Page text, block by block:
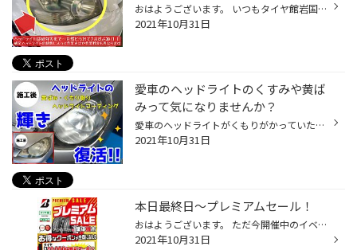
おはようございます。 いつもタイヤ館岩国店のWEBをご覧頂き…ありがとうございます(^O^) 南岩国3丁目188号線の南岩国三郵便局さんの向かい側のタイヤ館岩国店(少し道路から奥まっています)の店長の越智です。 毎日頑張ってくれている愛車のヘッドライトって曇って？黄ばんで？くすんで？いませんか...
2021年10月31日
愛車のヘッドライトのくすみや黄ば
みって気になりませんか？
愛車のヘッドライトがくもりがかっていたり、黄ばんできたりしていませんか？気になる愛車のヘッドライトの汚れやくもり…黄ばみなどヘッドライトクリーニングやコーティングで解消してみませんか？ 補足:車種やヘッドライトの状態によっては施工出来ない場合もあります ⬇︎ ヘッドライトクリーニング...
2021年10月31日
本日最終日〜プレミアムセール！
おはようございます。 ただ今開催中のイベント大好評ですよー。 今回のイベント期間も〜早いもので今月末まで〜本日最終日になりました。 クリックしてね→プレミアムセール(^○^) アプリをダウンロードして詳細をチェックして下さいね！ クリックしてね→タイヤ館アプリの紹介！ ⬇︎ アプリからこんな...
2021年10月31日